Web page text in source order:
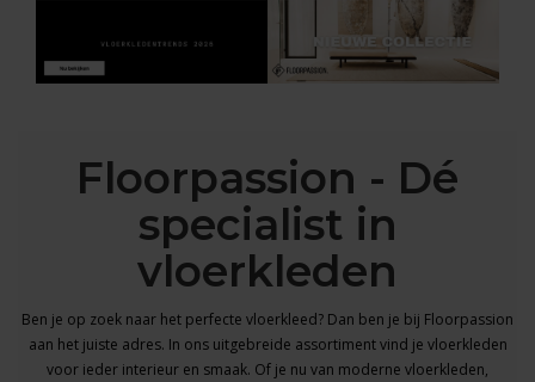
Floorpassion - Dé
specialist in
vloerkleden
Ben je op zoek naar het perfecte vloerkleed? Dan ben je bij Floorpassion
aan het juiste adres. In ons uitgebreide assortiment vind je vloerkleden
voor ieder interieur en smaak. Of je nu van moderne vloerkleden,